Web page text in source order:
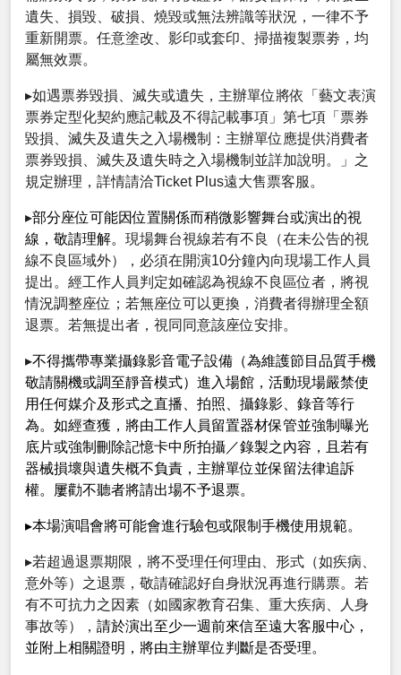
遺失、損毀、破損、燒毀或無法辨識等狀況，一律不予
重新開票。任意塗改、影印或套印、掃描複製票劵，均
屬無效票。
▸如遇票券毀損、滅失或遺失，主辦單位將依「藝文表演
票券定型化契約應記載及不得記載事項」第七項「票券
毀損、滅失及遺失之入場機制：主辦單位應提供消費者
票券毀損、滅失及遺失時之入場機制並詳加說明。」之
規定辦理，詳情請洽Ticket Plus遠大售票客服。
▸部分座位可能因位置關係而稍微影響舞台或演出的視
線，敬請理解。 現場舞台視線若有不良（在未公告的視
線不良區域外），必須在開演10分鐘內向現場工作人員
提出。經工作人員判定如確認為視線不良區位者，將視
情況調整座位；若無座位可以更換，消費者得辦理全額
退票。若無提出者，視同同意該座位安排。
▸不得攜帶專業攝錄影音電子設備（為維護節目品質手機
敬請關機或調至靜音模式）進入場館，活動現場嚴禁使
用任何媒介及形式之直播、拍照、攝錄影、錄音等行
為。如經查獲，將由工作人員留置器材保管並強制曝光
底片或強制刪除記憶卡中所拍攝／錄製之內容，且若有
器械損壞與遺失概不負責，主辦單位並保留法律追訴
權。屢勸不聽者將請出場不予退票。
▸本場演唱會將可能會進行驗包或限制手機使用規範。
▸若超過退票期限，將不受理任何理由、形式（如疾病、
意外等）之退票，敬請確認好自身狀況再進行購票。若
有不可抗力之因素（如國家教育召集、重大疾病、人身
事故等）， 請於演出至少一週前來信至遠大客服中心，
並附上相關證明，將由主辦單位判斷是否受理。